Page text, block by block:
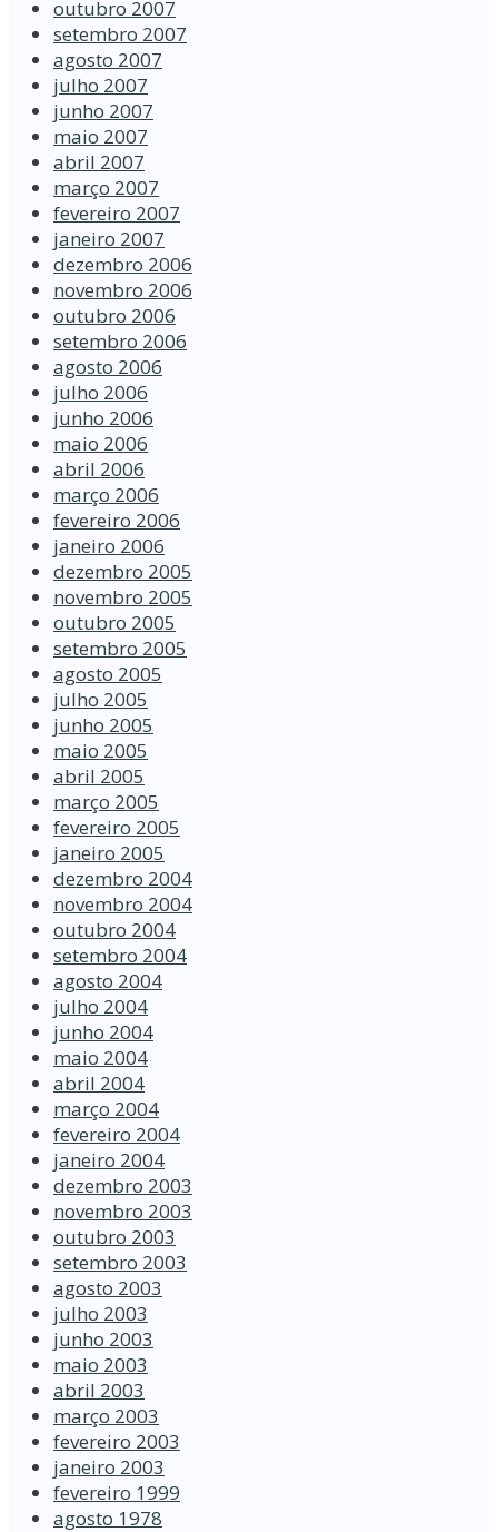
outubro 2007
setembro 2007
agosto 2007
julho 2007
junho 2007
maio 2007
abril 2007
março 2007
fevereiro 2007
janeiro 2007
dezembro 2006
novembro 2006
outubro 2006
setembro 2006
agosto 2006
julho 2006
junho 2006
maio 2006
abril 2006
março 2006
fevereiro 2006
janeiro 2006
dezembro 2005
novembro 2005
outubro 2005
setembro 2005
agosto 2005
julho 2005
junho 2005
maio 2005
abril 2005
março 2005
fevereiro 2005
janeiro 2005
dezembro 2004
novembro 2004
outubro 2004
setembro 2004
agosto 2004
julho 2004
junho 2004
maio 2004
abril 2004
março 2004
fevereiro 2004
janeiro 2004
dezembro 2003
novembro 2003
outubro 2003
setembro 2003
agosto 2003
julho 2003
junho 2003
maio 2003
abril 2003
março 2003
fevereiro 2003
janeiro 2003
fevereiro 1999
agosto 1978